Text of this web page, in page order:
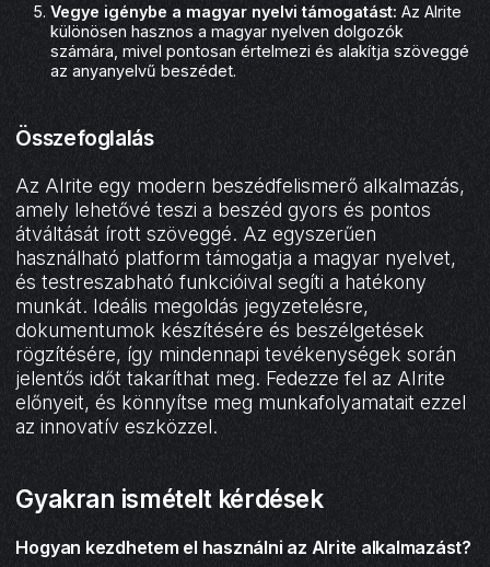
Vegye igénybe a magyar nyelvi támogatást: Az AIrite
különösen hasznos a magyar nyelven dolgozók
számára, mivel pontosan értelmezi és alakítja szöveggé
az anyanyelvű beszédet.
Összefoglalás
Az AIrite egy modern beszédfelismerő alkalmazás,
amely lehetővé teszi a beszéd gyors és pontos
átváltását írott szöveggé. Az egyszerűen
használható platform támogatja a magyar nyelvet,
és testreszabható funkcióival segíti a hatékony
munkát. Ideális megoldás jegyzetelésre,
dokumentumok készítésére és beszélgetések
rögzítésére, így mindennapi tevékenységek során
jelentős időt takaríthat meg. Fedezze fel az AIrite
előnyeit, és könnyítse meg munkafolyamatait ezzel
az innovatív eszközzel.
Gyakran ismételt kérdések
Hogyan kezdhetem el használni az AIrite alkalmazást?